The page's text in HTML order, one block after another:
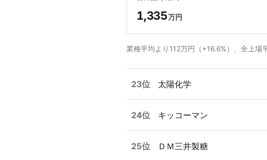
1,335万円
業種平均より112万円（+16.6%）、全上
23位 太陽化学
24位 キッコーマン
25位 ＤＭ三井製糖